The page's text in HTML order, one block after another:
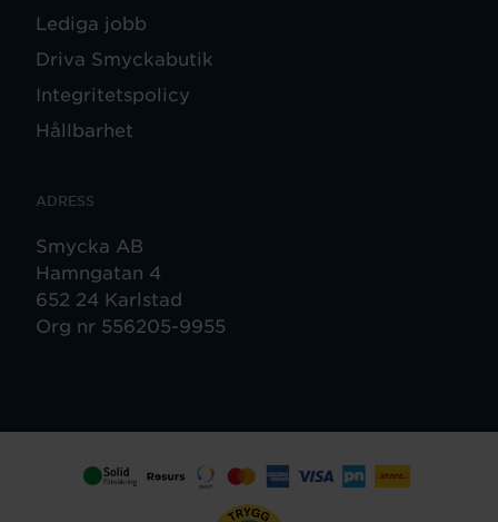
Lediga jobb
Driva Smyckabutik
Integritetspolicy
Hållbarhet
ADRESS
Smycka AB
Hamngatan 4
652 24 Karlstad
Org nr 556205-9955